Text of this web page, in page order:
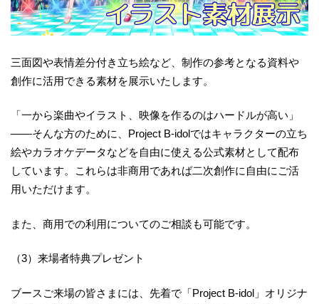
三面図や表情差分付き立ち絵など、制作の参考となる資料や
創作に活用できる素材を展示いたします。
「一から楽曲やイラスト、映像を作るのはハードルが高い」
——そんな方のために、Project B-idolではキャラクターの立ち
絵やカラオケデータなどを自由に使える公式素材として配布
しています。これらは非商用であれば二次創作に自由にご活
用いただけます。
また、商用での利用についてのご相談も可能です。
（3）来場者特典プレゼント
ブースご来場の皆さまには、先着で「Project B-idol」オリジナ